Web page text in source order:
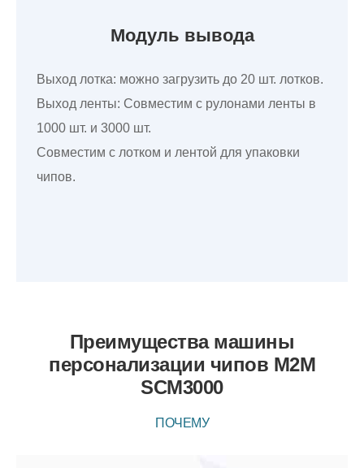
Модуль вывода
Выход лотка: можно загрузить до 20 шт. лотков.
Выход ленты: Совместим с рулонами ленты в
1000 шт. и 3000 шт.
Совместим с лотком и лентой для упаковки
чипов.
Преимущества машины
персонализации чипов M2M
SCM3000
ПОЧЕМУ